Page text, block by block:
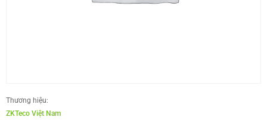
Thương hiệu:
ZKTeco Việt Nam